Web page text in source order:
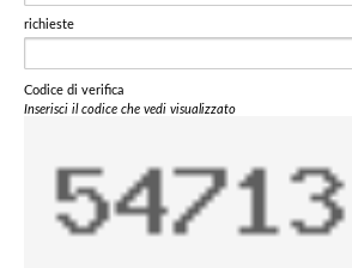
richieste
Codice di verifica
Inserisci il codice che vedi visualizzato